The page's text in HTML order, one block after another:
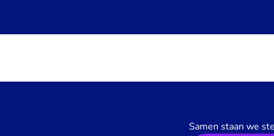
Samen staan we